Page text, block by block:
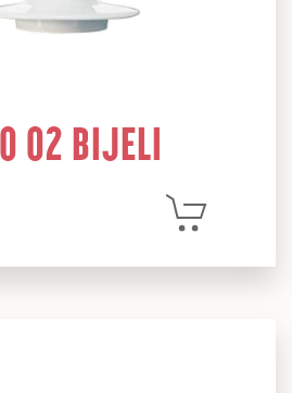
02 BIJELI